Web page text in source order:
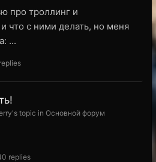
про троллинг и
что с ними делать, но меня
...
topic in Основной форум
replies